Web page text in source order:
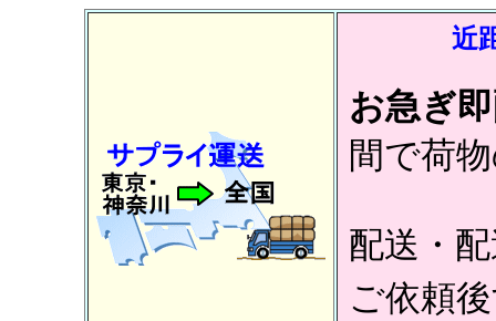
近
お急ぎ
間で荷
配送・
ご依頼